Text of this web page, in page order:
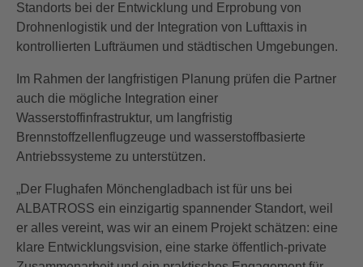
Standorts bei der Entwicklung und Erprobung von
Drohnenlogistik und der Integration von Lufttaxis in
kontrollierten Lufträumen und städtischen Umgebungen.
Im Rahmen der langfristigen Planung prüfen die Partner
auch die mögliche Integration einer
Wasserstoffinfrastruktur, um langfristig
Brennstoffzellenflugzeuge und wasserstoffbasierte
Antriebssysteme zu unterstützen.
„Der Flughafen Mönchengladbach ist für uns bei
ALBATROSS ein einzigartig spannender Standort, weil
er alles vereint, was wir an einem Projekt schätzen: eine
klare Entwicklungsvision, eine starke öffentlich-private